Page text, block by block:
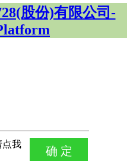
股份)有限公司-